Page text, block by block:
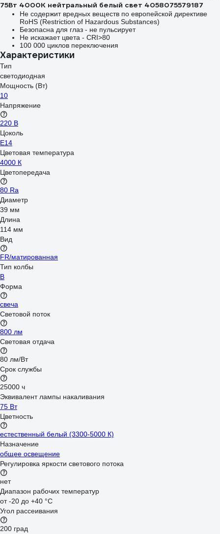
75Вт 4000К нейтральный белый свет 4058075579187
Не содержит вредных веществ по европейской директиве
RoHS (Restriction of Hazardous Substances)
Безопасна для глаз - не пульсирует
Не искажает цвета - CRI>80
100 000 циклов переключения
Характеристики
Тип
светодиодная
Мощность (Вт)
10
Напряжение
220 В
Цоколь
E14
Цветовая температура
4000 К
Цветопередача
80 Ra
Диаметр
39 мм
Длина
114 мм
Вид
FR/матированная
Тип колбы
B
Форма
свеча
Световой поток
800 лм
Световая отдача
80 лм/Вт
Срок службы
25000 ч
Эквивалент лампы накаливания
75 Вт
Цветность
естественный белый (3300-5000 К)
Назначение
общее освещение
Регулировка яркости светового потока
нет
Диапазон рабочих температур
от -20 до +40 °С
Угол рассеивания
200 град